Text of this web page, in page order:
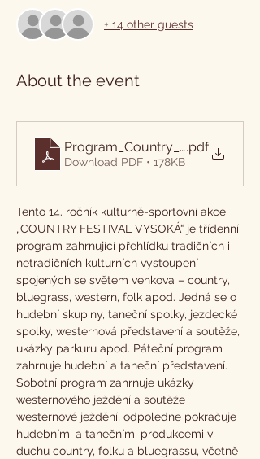
+ 14 other guests
About the event
.pdf
Download PDF • 178KB
Tento 14. ročník kulturně-sportovní akce
„COUNTRY FESTIVAL VYSOKÁ“ je třídenní
program zahrnující přehlídku tradičních i
netradičních kulturních vystoupení
spojených se světem venkova – country,
bluegrass, western, folk apod. Jedná se o
hudební skupiny, taneční spolky, jezdecké
spolky, westernová představení a soutěže,
ukázky parkuru apod. Páteční program
zahrnuje hudební a taneční představení.
Sobotní program zahrnuje ukázky
westernového ježdění a soutěže
westernové ježdění, odpoledne pokračuje
hudebními a tanečními produkcemi v
duchu country, folku a bluegrassu, včetně